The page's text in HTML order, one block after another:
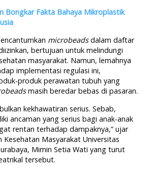
Bongkar Fakta Bahaya Mikroplastik
microbeadsdalam daftar
bertujuan untuk melindungi
masyarakat. Namun, lemahnya
implementasi regulasi ini,
produk perawatan tubuh yang
masih beredar bebas di pasaran.
kekhawatiran serius. Sebab,
ancaman yang serius bagi anak-anak
rentan terhadap dampaknya,” ujar
Kesehatan Masyarakat Universitas
Mimin Setia Wati yang turut
tersebut.